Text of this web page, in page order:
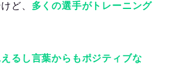
ど、 多くの選手がトレーニング
るし言葉からもポジティブな